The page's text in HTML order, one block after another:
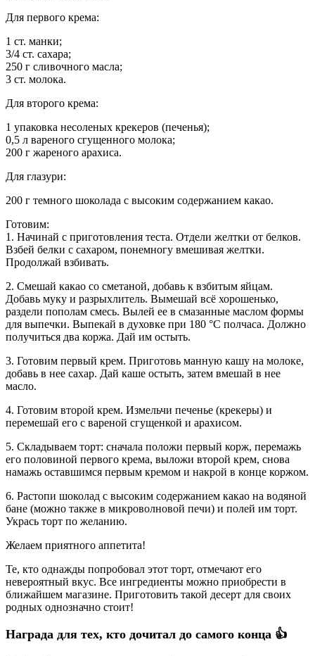
Для первого крема:
1 ст. манки;
3/4 ст. сахара;
250 г сливочного масла;
3 ст. молока.
Для второго крема:
1 упаковка несоленых крекеров (печенья);
0,5 л вареного сгущенного молока;
200 г жареного арахиса.
Для глазури:
200 г темного шоколада с высоким содержанием какао.
Готовим:
1. Начинай с приготовления теста. Отдели желтки от белков.
Взбей белки с сахаром, понемногу вмешивая желтки.
Продолжай взбивать.
2. Смешай какао со сметаной, добавь к взбитым яйцам.
Добавь муку и разрыхлитель. Вымешай всё хорошенько,
раздели пополам смесь. Вылей ее в смазанные маслом формы
для выпечки. Выпекай в духовке при 180 °C полчаса. Должно
получиться два коржа. Дай им остыть.
3. Готовим первый крем. Приготовь манную кашу на молоке,
добавь в нее сахар. Дай каше остыть, затем вмешай в нее
масло.
4. Готовим второй крем. Измельчи печенье (крекеры) и
перемешай его с вареной сгущенкой и арахисом.
5. Складываем торт: сначала положи первый корж, перемажь
его половиной первого крема, выложи второй крем, снова
намажь оставшимся первым кремом и накрой в конце коржом.
6. Растопи шоколад с высоким содержанием какао на водяной
бане (можно также в микроволновой печи) и полей им торт.
Укрась торт по желанию.
Желаем приятного аппетита!
Те, кто однажды попробовал этот торт, отмечают его
невероятный вкус. Все ингредиенты можно приобрести в
ближайшем магазине. Приготовить такой десерт для своих
родных однозначно стоит!
Награда для тех, кто дочитал до самого конца 👍